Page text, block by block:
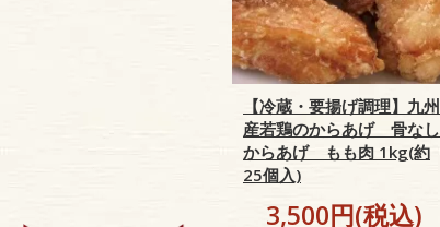
【冷蔵・要揚げ調理】九州
産若鶏のからあげ 骨なし
からあげ もも肉 1kg(約
25個入)
3,500円(税込)